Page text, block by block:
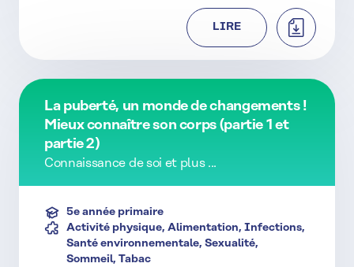
LIRE
La puberté, un monde de changements !
Mieux connaître son corps (partie 1 et
partie 2)
Connaissance de soi et plus ...
5e année primaire
Activité physique, Alimentation, Infections,
Santé environnementale, Sexualité,
Sommeil, Tabac